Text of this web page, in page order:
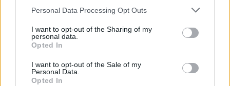
Personal Data Processing Opt Outs
I want to opt-out of the Sharing of my
personal data.
Opted In
I want to opt-out of the Sale of my
Personal Data.
Opted In
Do. Medalie de aur cucerită în
Do. Sportiva din Fălticeni luptă